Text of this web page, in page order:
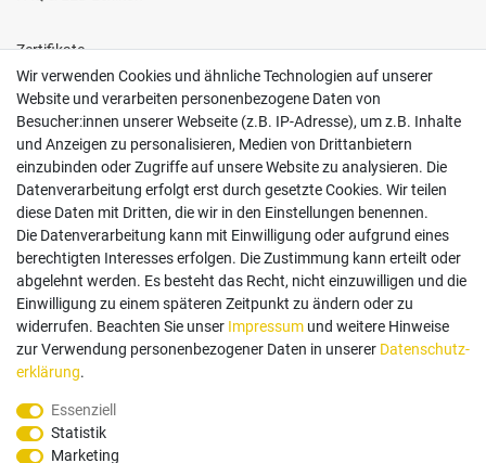
Zertifikate
Follow us
Zahlungsarten
Paypal
Versand Dienstleister
Wir verwenden Cookies und ähnliche Technologien auf unserer
Website und verarbeiten personenbezogene Daten von
Besucher:innen unserer Webseite (z.B. IP-Adresse), um z.B. Inhalte
und Anzeigen zu personalisieren, Medien von Drittanbietern
einzubinden oder Zugriffe auf unsere Website zu analysieren. Die
Datenverarbeitung erfolgt erst durch gesetzte Cookies. Wir teilen
diese Daten mit Dritten, die wir in den Einstellungen benennen.
Die Datenverarbeitung kann mit Einwilligung oder aufgrund eines
berechtigten Interesses erfolgen. Die Zustimmung kann erteilt oder
abgelehnt werden. Es besteht das Recht, nicht einzuwilligen und die
Einwilligung zu einem späteren Zeitpunkt zu ändern oder zu
widerrufen. Beachten Sie unser Impressum und weitere Hinweise
zur Verwendung personenbezogener Daten in unserer Daten­schutz­
erklärung.
Essenziell
Statistik
Marketing